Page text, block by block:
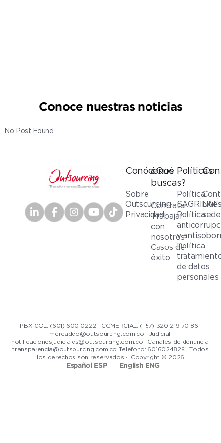
Conoce nuestras noticias
No Post Found
Conócenos
Sobre
Outsourcing
Privacidad
¿Qué
buscas?
Contratar
Trabajar
con
nosotros
Casos de
éxito
Políticas
Política
SAGRILAF
Política
y
Política
de datos
personales
PBX COL: (601) 600 0222 · COMERCIAL: (+57) 320 219 70 86 ·
mercadeo@outsourcing.com.co · Judicial:
notificacionesjudiciales@outsourcing.com.co · Canales de denuncia:
transparencia@outsourcing.com.co Telefono: 6016024829 · Todos
los derechos son reservados · Copyright © 2026
Español ESP English ENG